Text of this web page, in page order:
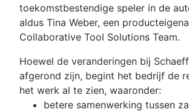
toekomstbestendige speler in de
aldus Tina Weber, een
Collaborative Tool Solutions Team.
Hoewel de veranderingen bij
afgerond zijn, begint het bedrijf de
het werk al te zien, waaronder:
betere samenwerking tussen